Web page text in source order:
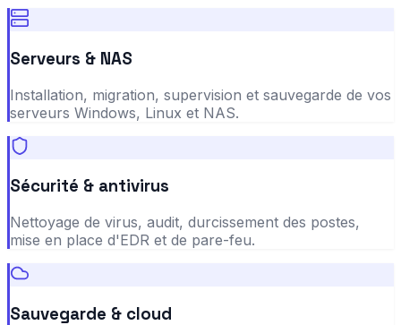
Serveurs & NAS
Installation, migration, supervision et sauvegarde de vos
serveurs Windows, Linux et NAS.
Sécurité & antivirus
Nettoyage de virus, audit, durcissement des postes,
mise en place d'EDR et de pare-feu.
Sauvegarde & cloud